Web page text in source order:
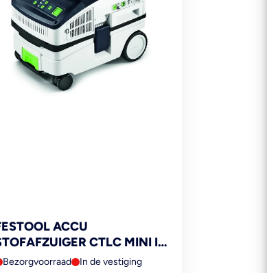
ACCU
CTLC MINI I-
Bezorgvoorraad In de vestiging